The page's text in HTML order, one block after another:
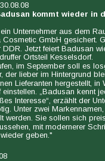
kommt wieder in
Unternehmer aus dem
Cosmetic GmbH gesichert.
DDR. Jetzt feiert Badusan
Ortsteil Kesselsdorf.
im September soll es
der lieber im Hintergrund
Lieferanten hergestellt,
einstellen. „Badusan kennt
Interesse“, erzählt der
Unter zwei
werden. Sie sollen sich
mit modernerer
geben."